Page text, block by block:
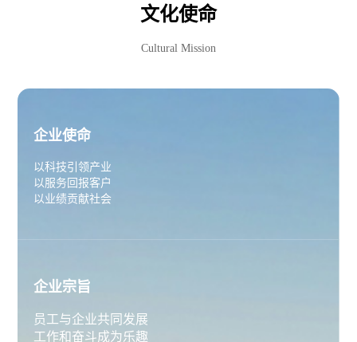
文化使命
Cultural Mission
企业使命
以科技引领产业
以服务回报客户
以业绩贡献社会
企业宗旨
员工与企业共同发展
工作和奋斗成为乐趣